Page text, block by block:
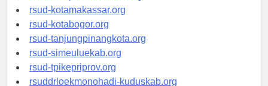
rsud-limapuluhkotakab.org
rsud-kotamakassar.org
rsud-kotabogor.org
rsud-tanjungpinangkota.org
rsud-simeuluekab.org
rsud-tpikepriprov.org